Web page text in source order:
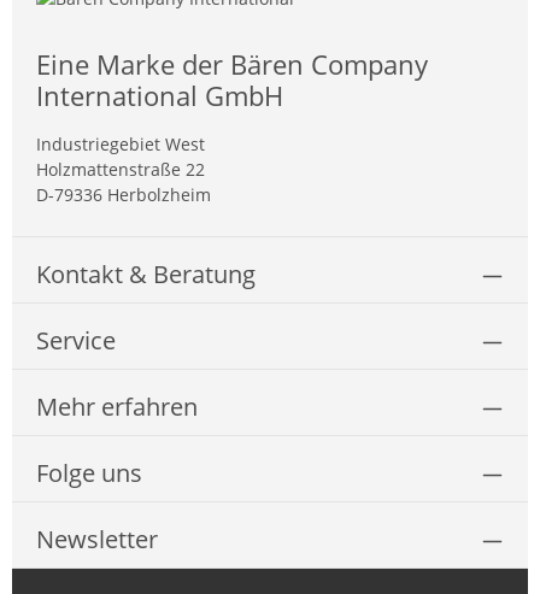
Eine Marke der Bären Company
International GmbH
Industriegebiet West
Holzmattenstraße 22
D-79336 Herbolzheim
Kontakt & Beratung
Service
Mehr erfahren
Folge uns
Newsletter